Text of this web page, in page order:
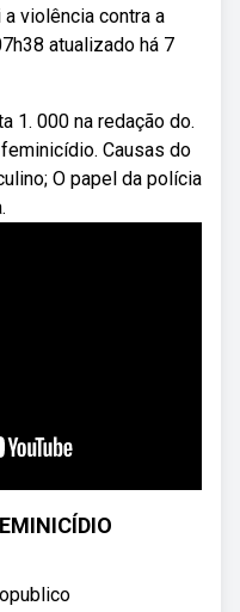
violência contra a
atualizado há 7
1. 000 na redação do.
Causas do
O papel da polícia